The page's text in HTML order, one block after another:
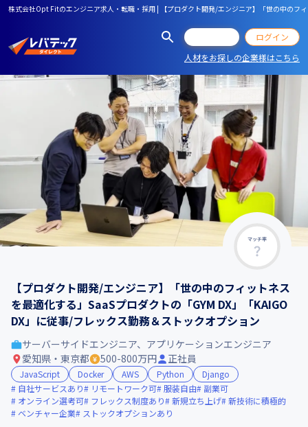
株式会社Opt Fitのエンジニア求人・転職・採用 | 【プロダクト開発/エンジニア】「世の中のフ
ログイン
人材をお探しの企業様はこちら
マッチ率
【プロダクト開発/エンジニア】「世の中のフィットネス
を最適化する」SaaSプロダクトの「GYM DX」「KAIGO
DX」に従事/フレックス勤務＆ストックオプション
サーバーサイドエンジニア、アプリケーションエンジニア
愛知県・東京都
500-800万円 正社員
JavaScript Docker AWS Python
Django
自社サービスあり
リモートワーク可 服装自由
副業可
オンライン選考可
フレックス制度あり 新規立ち上げ 新技術に積極的
ベンチャー企業
ストックオプションあり